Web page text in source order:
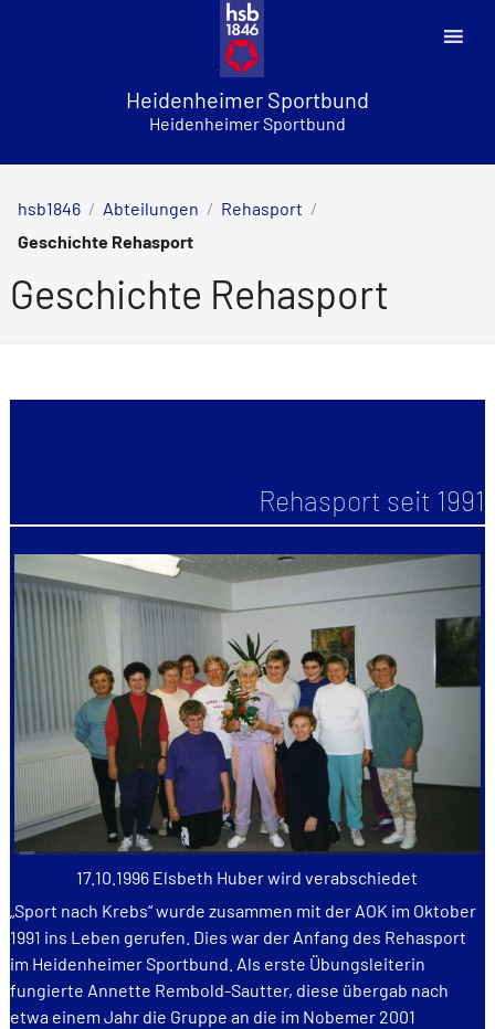
Heidenheimer Sportbund
Heidenheimer Sportbund
hsb1846 / Abteilungen / Rehasport /
Geschichte Rehasport
Geschichte Rehasport
Rehasport seit 1991
17.10.1996 Elsbeth Huber wird verabschiedet
„Sport nach Krebs“ wurde zusammen mit der AOK im Oktober
1991 ins Leben gerufen. Dies war der Anfang des Rehasport
im Heidenheimer Sportbund. Als erste Übungsleiterin
fungierte Annette Rembold-Sautter, diese übergab nach
etwa einem Jahr die Gruppe an die im Nobemer 2001